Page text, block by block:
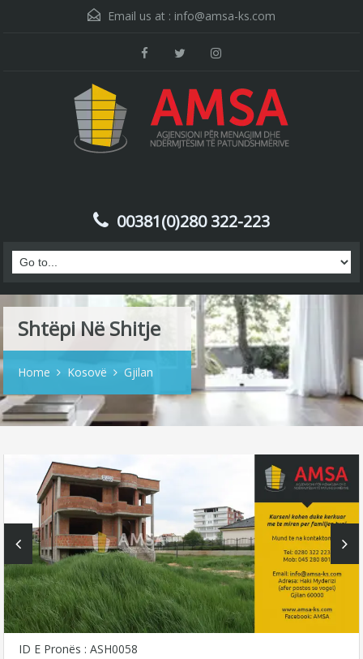
Email us at : info@amsa-ks.com
00381(0)280 322-223
Shtëpi Në Shitje
Home Kosovë Gjilan
ID E Pronës : ASH0058